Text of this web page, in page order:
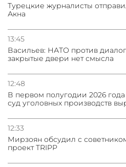
Турецкие журналисты
Акна
13:45
Васильев: НАТО против
закрытые двери нет смысла
12:48
В первом полугодии 2026
суд уголовных производств
12:33
Мирзоян обсудил с
проект TRIPP